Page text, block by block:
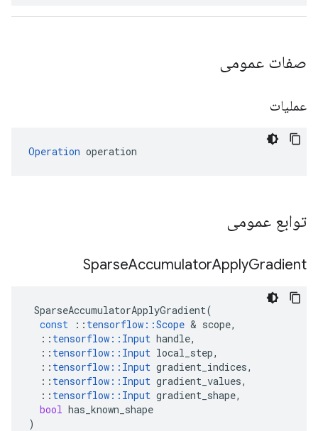
صفات عمومی
عملیات
Operation operation
توابع عمومی
SparseAccumulatorApplyGradient
SparseAccumulatorApplyGradient(
const
:: tensorflow ::Scope & scope,
:: tensorflow :: Input handle,
:: tensorflow :: Input local_step,
:: tensorflow :: Input gradient_indices,
:: tensorflow :: Input gradient_values,
:: tensorflow :: Input gradient_shape,
bool has_known_shape
)